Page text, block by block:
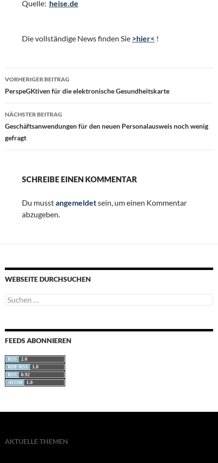
Quelle: heise.de
Die vollständige News finden Sie >hier< !
Beitragsnavigation
VORHERIGER BEITRAG
PerspeGKtiven für die elektronische Gesundheitskarte
NÄCHSTER BEITRAG
Geschäftsanwendungen für den neuen Personalausweis noch wenig
gefragt
SCHREIBE EINEN KOMMENTAR
Du musstangemeldetsein, um einen Kommentar
abzugeben.
WEBSEITE DURCHSUCHEN
Suchen
nach:
FEEDS ABONNIEREN
RSS
2.0
RDF/RSS
1.0
RSS
0.92
ATOM
1.0
AKTUELLE THEMEN